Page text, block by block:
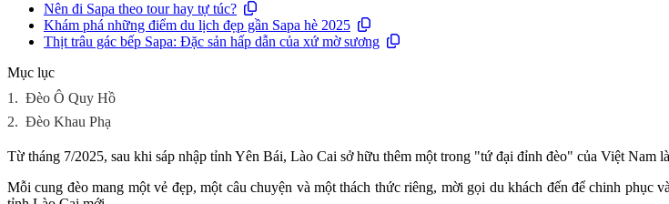
Nên đi Sapa theo tour hay tự túc?
Khám phá những điểm du lịch đẹp gần Sapa hè 2025
Thịt trâu gác bếp Sapa: Đặc sản hấp dẫn của xứ mờ sương
Mục lục
1. Đèo Ô Quy Hồ
2. Đèo Khau Phạ
Từ tháng 7/2025, sau khi sáp nhập tỉnh Yên Bái, Lào Cai sở hữu thêm một trong "tứ đại đỉnh đèo" của Việt Nam
Mỗi cung đèo mang một vẻ đẹp, một câu chuyện và một thách thức riêng, mời gọi du khách đến để chinh